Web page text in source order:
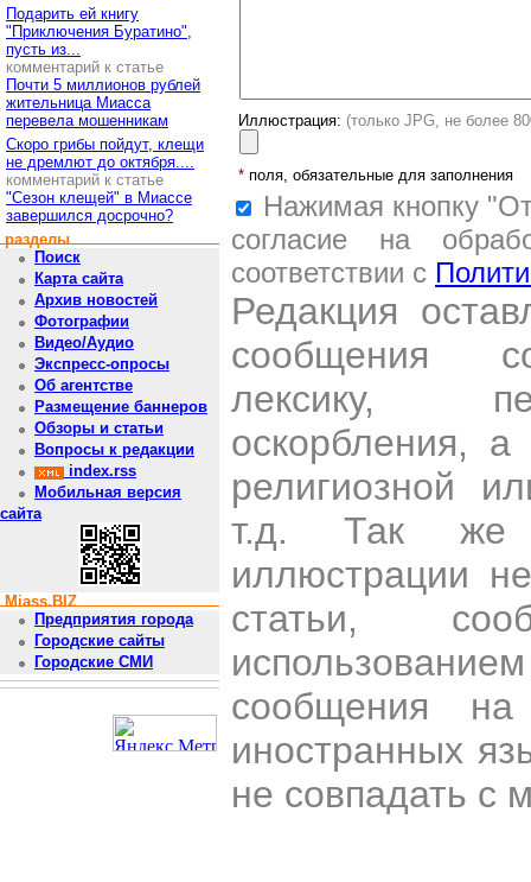
Подарить ей книгу
"Приключения Буратино",
пусть из...
комментарий к статье
Почти 5 миллионов рублей
жительница Миасса
перевела мошенникам
Скоро грибы пойдут, клещи
не дремлют до октября....
комментарий к статье
"Сезон клещей" в Миассе
завершился досрочно?
разделы
Поиск
Карта сайта
Архив новостей
Фотографии
Видео/Аудио
Экспресс-опросы
Об агентстве
Размещение баннеров
Обзоры и статьи
Вопросы к редакции
index.rss
Мобильная версия
сайта
Miass.BIZ
Предприятия города
Городские сайты
Городские СМИ
Иллюстрация: (только JPG, не более
* поля, обязательные для заполнения
Нажимая кнопку
согласие на
соответствии с
Редакция
сообщения
лексику,
оскорбления,
религиозной
т.д. Так же
иллюстрации
статьи,
сообщения
иностранных
не совпадать с